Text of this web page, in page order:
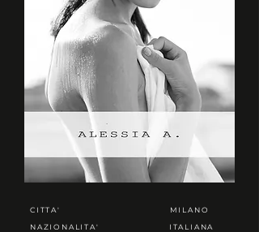
CITTA'
NAZIONALITA'
MILANO
ITALIANA